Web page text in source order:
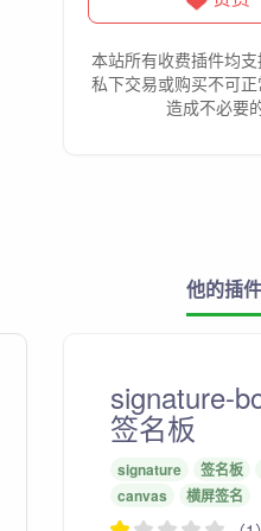
本站所有收费插件均
私下交易或购买不可
造成不必要
他的插件
signature-
签名板
signature 签名板
canvas
横屏签名